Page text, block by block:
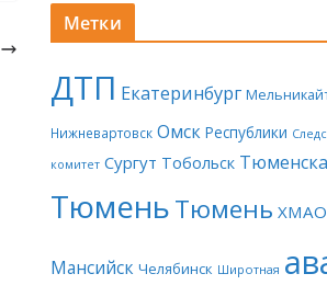
Метки
ДТП Екатеринбург
Нижневартовск Омск Республики
комитет Сургут Тобольск
ТюменьТюмень ХМАО
Мансийск Челябинск Широтная